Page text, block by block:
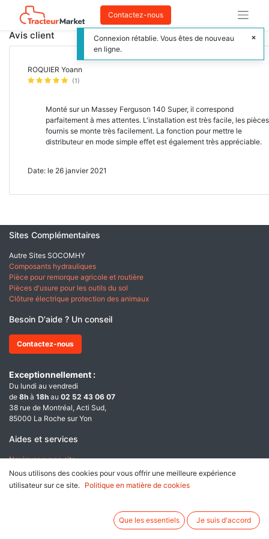
Contactez-nous
Avis client
ROQUIER Yoann
(1)
Monté sur un Massey Ferguson 140 Super, il correspond
parfaitement à mes attentes. L'installation est très facile, les pièces
fournis se monte très facilement. La fonction pour mettre le
distributeur en mode simple effet est également très appréciable.
Date: le 26 janvier 2021
Sites Complémentaires
Autre Sites SOCOMHY
Composants hydrauliques
Pièce pour remorque agricole et routière
Pièces d'usure pour les outils du sol
Clôture électrique protection des animaux
Besoin D'aide ? Un conseil
Contactez-nous
Exceptionnellement :
Du lundi au vendredi
de 8h à 18h au 02 52 43 06 07
38 rue de Montréal, Acti Sud,
85000 La Roche sur Yon
Aides et services
Naviguer sur ce site
Qui sommes nous ?
A propos
Données personnelles & Cookies
Nous utilisons des cookies pour vous offrir une meilleure expérience
utilisateur sur ce site.
Politique en matière de cookies
Que les essentiels Je suis d'accord
Connexion rétablie. Vous êtes de nouveau
en ligne.